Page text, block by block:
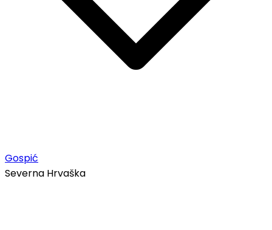
Gospić
Severna Hrvaška